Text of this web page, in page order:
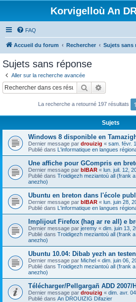
Korvigelloù An
FAQ
Accueil du forum Rechercher Sujets sans
Sujets sans réponse
Aller sur la recherche avancée
Rechercher
La recherche a retourné 197 résultats 1
Sujets
Windows 8 disponible en
Dernier message par drouizig « sam. févr.
Publié dans L'informatique en langues
Une affiche pour GCompris en
Dernier message par bIBAR « lun. juil. 12,
Publié dans Troidigezh meziantoù all (frank
anezho)
Ubuntu en breton dans l'école
Dernier message par bIBAR « lun. juin 28,
Publié dans L'informatique en langues
Implijout Firefox (hag ar re all) e
Dernier message par jeremy « dim. juin 13,
Publié dans Troidigezh meziantoù all (frank
anezho)
Ubuntu 10.04: Dibab yezh an
Dernier message par Michel « dim. juin 06,
Publié dans Troidigezh meziantoù all (frank
anezho)
Télécharger/Pellgargañ ADD 2007/
Dernier message par drouizig « dim. avr.
Publié dans An DROUIZIG Difazier